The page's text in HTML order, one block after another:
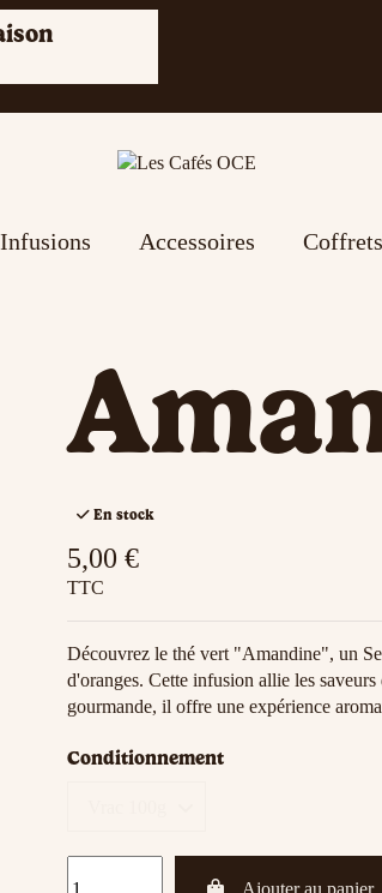
Infusions Accessoires
En stock
5,00 €
TTC
Découvrez le thé vert "Amandine", un
d'oranges. Cette infusion allie les
gourmande, il offre une expérience
Conditionnement
Ajouter au panier